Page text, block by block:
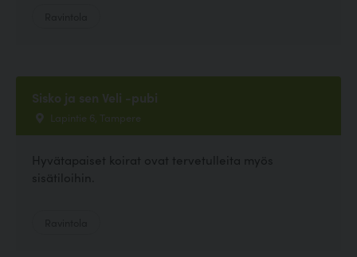
Sisko ja sen Veli -pubi
Lapintie 6, Tampere
Hyvätapaiset koirat ovat tervetulleita myös
sisätiloihin.